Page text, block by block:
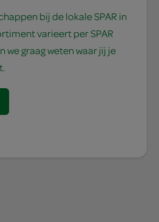
bij de lokale SPAR in
varieert per SPAR
we graag weten waar jij je